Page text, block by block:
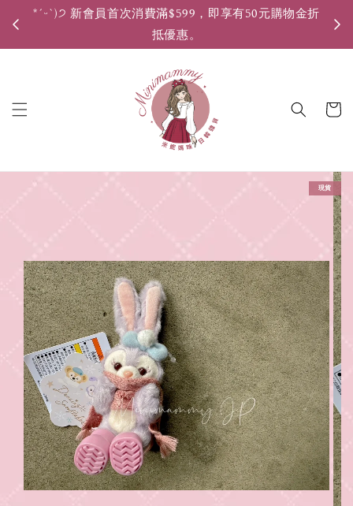
*ˊᵕˋ)੭ 新會員首次消費滿$599，即享有50元購物金折
抵優惠。
現貨